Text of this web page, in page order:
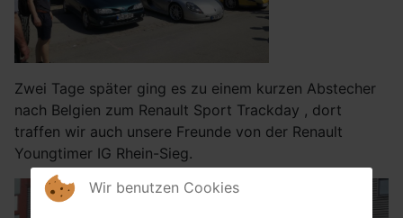
Zwei Tage später ging es zu einem kurzen Abstecher
nach Belgien zum Renault Sport Trackday , dort
traffen wir auch unsere Freunde von der Renault
Youngtimer IG Rhein-Sieg.
Wir benutzen Cookies